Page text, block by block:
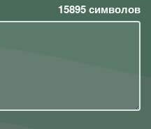
15895символов